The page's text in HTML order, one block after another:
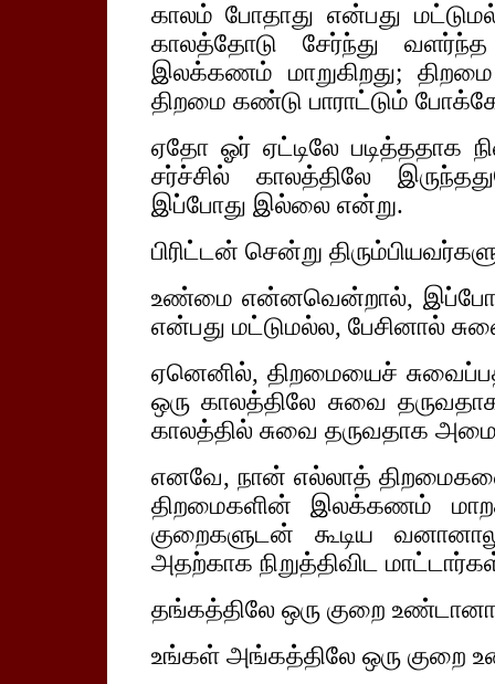
காலம் போதாது என்பது
காலத்தோடு சேர்ந்து
இலக்கணம் மாறுகிறது; திறமை
திறமை கண்டு பாராட்டும்
ஏதோ ஓர் ஏட்டிலே படித்ததாக
சர்ச்சில் காலத்திலே
இப்போது இல்லை என்று.
பிரிட்டன் சென்று
உண்மை என்னவென்றால்,
என்பது மட்டுமல்ல, பேசினால்
ஏனெனில், திறமையைச்
ஒரு காலத்திலே சுவை
காலத்தில் சுவை தருவதாக
எனவே, நான் எல்லாத்
திறமைகளின் இலக்கணம்
குறைகளுடன் கூடிய
அதற்காக நிறுத்திவிட
தங்கத்திலே ஒரு குறை
உங்கள் அங்கத்திலே ஒரு குறை